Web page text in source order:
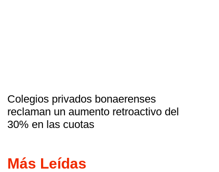
Colegios privados bonaerenses
reclaman un aumento retroactivo del
30% en las cuotas
Más Leídas